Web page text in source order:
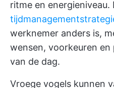
ritme en energieniveau.
werknemer anders is,
wensen, voorkeuren
van de dag.
Vroege vogels kunnen